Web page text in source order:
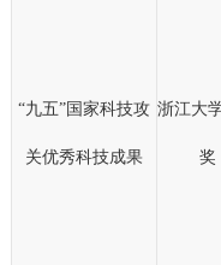
“九五”国家科技攻
关优秀科技成果
浙江大
奖